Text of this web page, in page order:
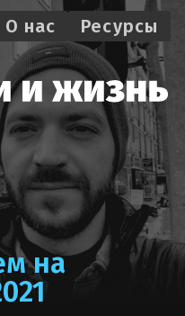
О нас Pecypcы
на